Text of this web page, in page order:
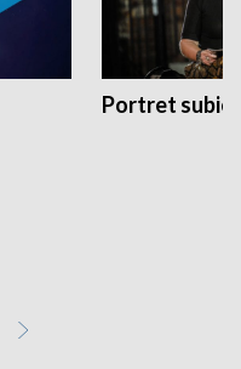
Portret